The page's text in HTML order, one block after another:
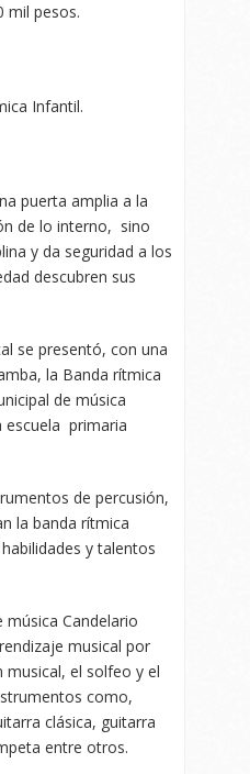
mil pesos.
Infantil.
puerta amplia a la
de lo interno, sino
y da seguridad a los
descubren sus
se presentó, con una
la Banda rítmica
de música
escuela primaria
de percusión,
la banda rítmica
y talentos
música Candelario
musical por
musical, el solfeo y el
como,
clásica, guitarra
entre otros.